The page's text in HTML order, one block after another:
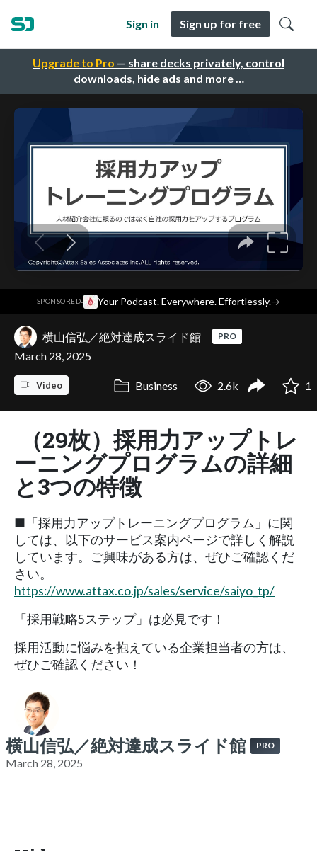
Upgrade to Pro — share decks privately, control
downloads, hide ads and more …
Sign in Sign up for free
SPONSORED· Your Podcast. Everywhere. Effortlessly.→
横山信弘／絶対達成スライド館 PRO
March 28, 2025
Video Business 2.6k 1
（29枚）採用力アップトレ
ーニングプログラムの詳細
と3つの特徴
■「採用力アップトレーニングプログラム」に関
しては、以下のサービス案内ページで詳しく解説
しています。ご興味がある方は、ぜひご確認くだ
さい。
https://www.attax.co.jp/sales/service/saiyo_tp/
「採用戦略5ステップ」は必見です！
採用活動に悩みを抱えている企業担当者の方は、
ぜひご確認ください！
横山信弘／絶対達成スライド館 PRO
March 28, 2025